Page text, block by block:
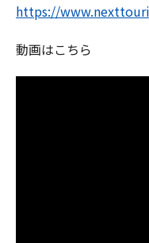
https://
動画はこちら